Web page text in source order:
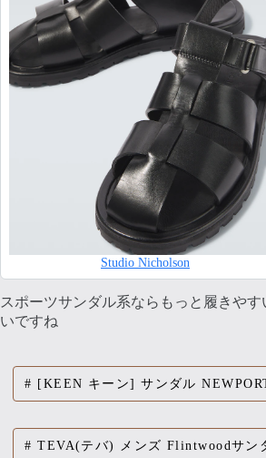
Studio Nicholson
スポーツサンダル系ならもっと履きやす
いですね
[KEEN キーン] サンダル
TEVA(テバ) メンズ Flintwoodサン